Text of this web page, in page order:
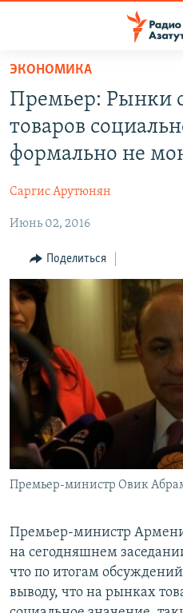
Перейти
основному
содержанию
Перейти
основной
навигации
Перейти
поиску
НОВОСТИ
ПОЛИТИКА
ЭКОНОМИКА
РЕГИОН
НАГОРНЫЙ КАРАБАХ
КУЛЬТУРА
СПОРТ
АРХИВ
Հայերեն
English
Русский
Все сайты Радио
ЭКОНОМИКА
Премьер: Рынки
товаров
формально не
Саргис Арутюнян
Июнь 02, 2016
Поделиться
Премьер-министр Овик
Премьер-министр
на сегодняшнем
что по итогам
выводу, что на рынках